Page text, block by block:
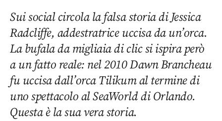
Sui social circola la falsa storia di Jessica
Radcliffe, addestratrice uccisa da un’orca.
La bufala da migliaia di clic si ispira però
a un fatto reale: nel 2010 Dawn Brancheau
fu uccisa dall’orca Tilikum al termine di
uno spettacolo al SeaWorld di Orlando.
Questa è la sua vera storia.